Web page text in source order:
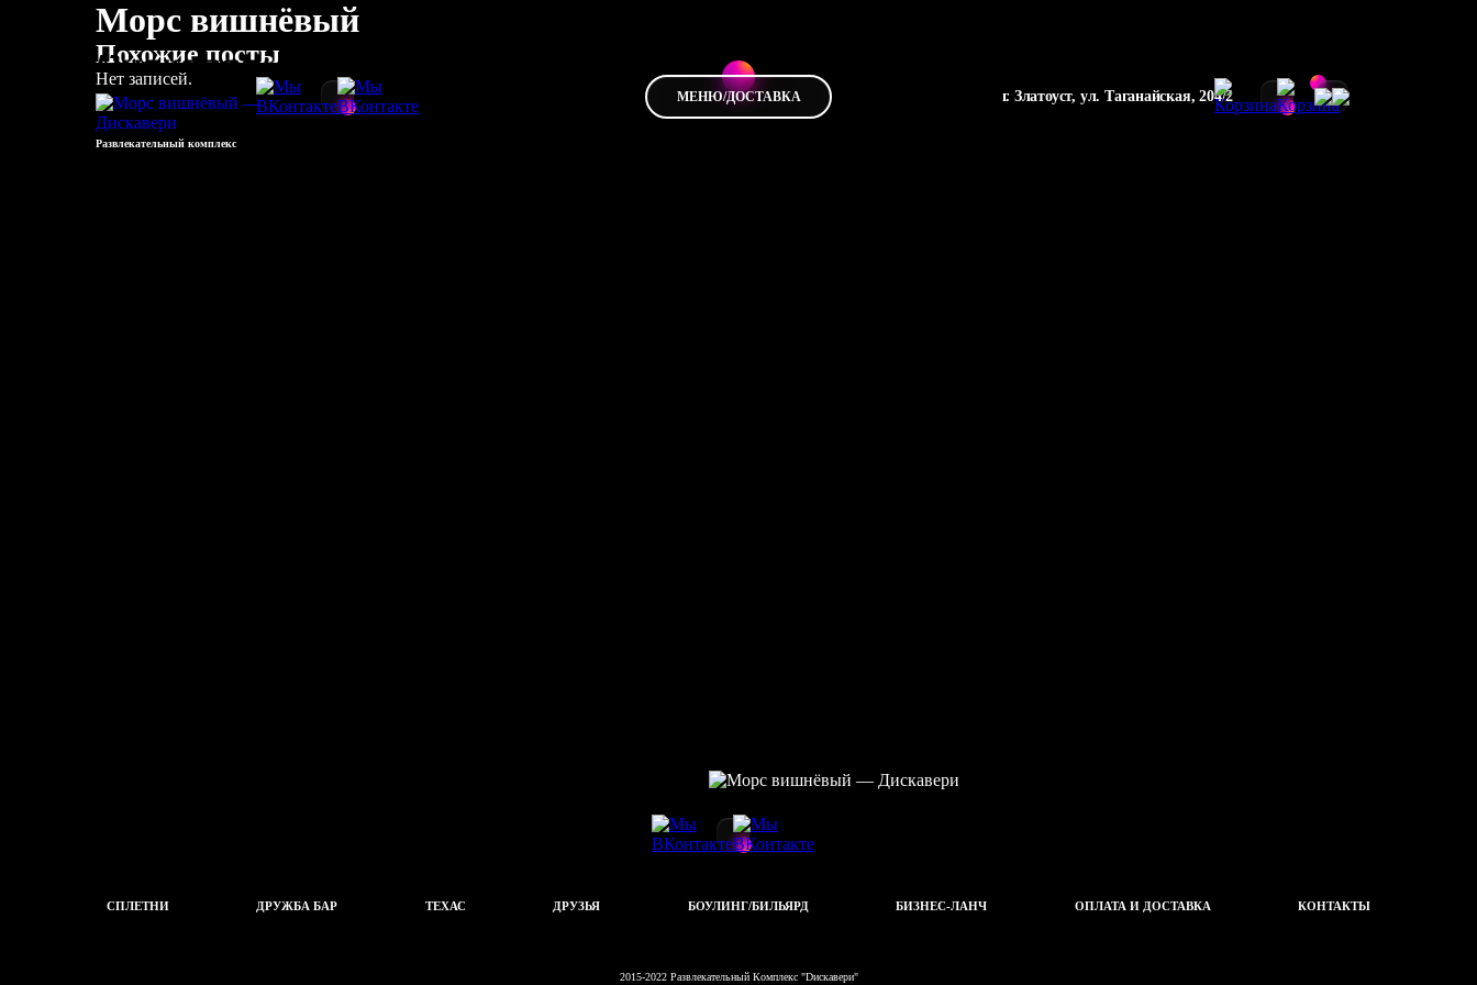
Развлекательный комплекс
МЕНЮ/ДОСТАВКА г. Златоуст, ул. Таганайская, 204/2
Морс вишнёвый
Похожие посты
Нет записей.
СПЛЕТНИ ДРУЖБА БАР ТЕХАС ДРУЗЬЯ БОУЛИНГ/БИЛЬЯРД БИЗНЕС-ЛАНЧ ОПЛАТА И ДОСТАВКА КОНТАКТЫ
2015-2022 Развлекательный Комплекс "Dискавери"